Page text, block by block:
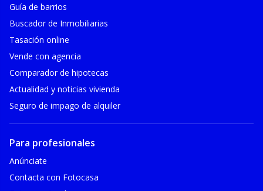
Guía de barrios
Buscador de Inmobiliarias
Tasación online
Vende con agencia
Comparador de hipotecas
Actualidad y noticias vivienda
Seguro de impago de alquiler
Para profesionales
Anúnciate
Contacta con Fotocasa